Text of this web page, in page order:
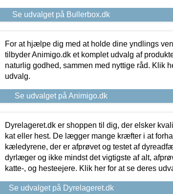
Se udvalget på Bullerbox.dk
For at hjælpe dig med at holde dine yndlings
tilbyder Animigo.dk et komplet udvalg af
naturlig godhed, sammen med nyttige råd. Klik
udvalg.
Se udvalget på Animigo.dk
Dyrelageret.dk er shoppen til dig, der elsker
kat eller hest. De lægger mange kræfter i at
kæledyrene, der er afprøvet og testet af
dyrlæger og ikke mindst det vigtigste af alt,
katte-, og hesteejere. Klik her for at se deres
Se udvalget på Dyrelageret.dk